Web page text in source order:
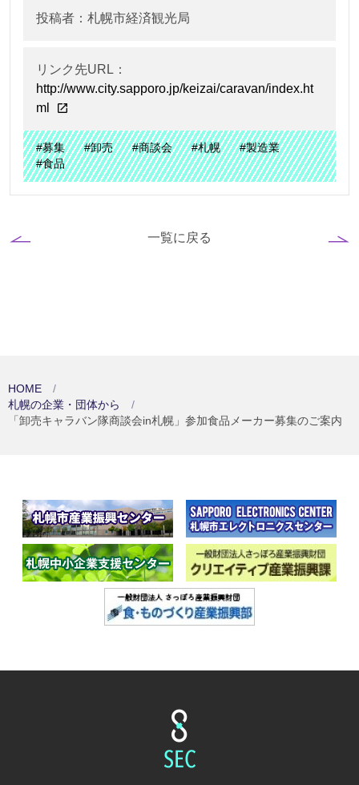
投稿者：札幌市経済観光局
リンク先URL：
http://www.city.sapporo.jp/keizai/caravan/index.ht
ml
#募集 #卸売 #商談会 #札幌
#製造業
#食品
一覧に戻る
HOME
札幌の企業・団体から
「卸売キャラバン隊商談会in札幌」参加食品メーカー募集のご案内